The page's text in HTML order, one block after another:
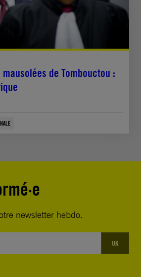
de Tombouctou :
newsletter hebdo.
OK